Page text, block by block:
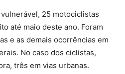
25 motociclistas
até maio deste ano. Foram
e as demais ocorrências em
No caso dos ciclistas,
três em vias urbanas.